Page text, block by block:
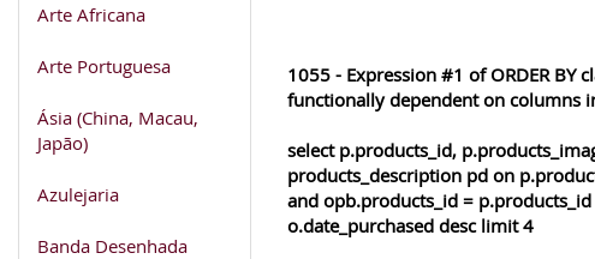
Arte Africana
Arte Portuguesa
Ásia (China, Macau,
Japão)
Azulejaria
Banda Desenhada
1055 - Expression #1 of ORDER BY
functionally dependent on columns
select p.products_id,
products_description pd on
and opb.products_id =
o.date_purchased desc limit 4